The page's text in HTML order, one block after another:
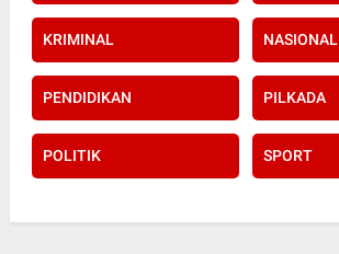
KRIMINAL NASIONAL
PENDIDIKAN PILKADA
POLITIK SPORT